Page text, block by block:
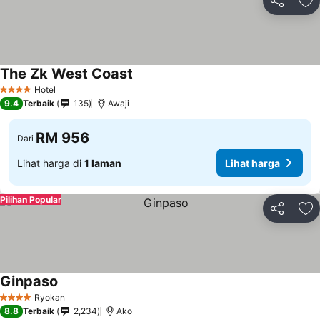
Kongsi
4 BintangHotel
The Zk West Coast
9.4 Terbaik 135 Awaji
Dari RM 956
Lihat harga di 1 laman Lihat harga
Kongsi
Pilihan Popular
4 BintangRyokan
Ginpaso
8.8 Terbaik 2,234 Ako